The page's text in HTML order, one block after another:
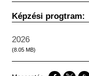
Képzési progtram:
Év
2026
Fájl
(8.05 MB)